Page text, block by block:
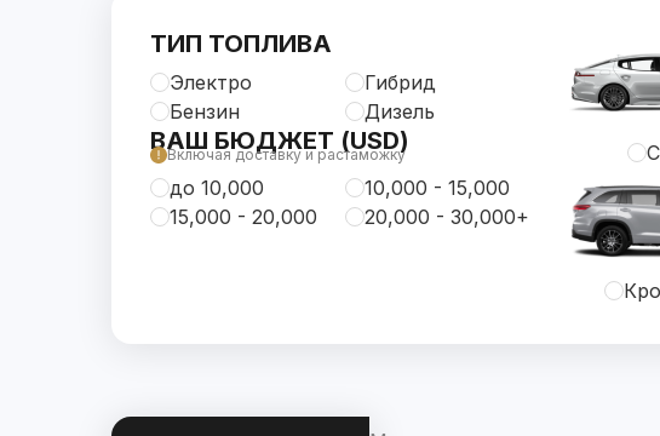
ТИП ТОПЛИВА
Электро
Гибрид
Бензин
Дизель
ВАШ БЮДЖЕТ (USD)
Включая доставку и растаможку
до 10,000
10,000 - 15,000
15,000 - 20,000
20,000 - 30,000+